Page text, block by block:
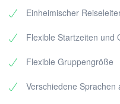
Bevor Sie nach Nizza
Architekturprojekt, das Sie
freuen uns darauf, Sie bei
Einheimischer
Flexible Startzeiten und
Flexible Gruppengröße
Verschiedene